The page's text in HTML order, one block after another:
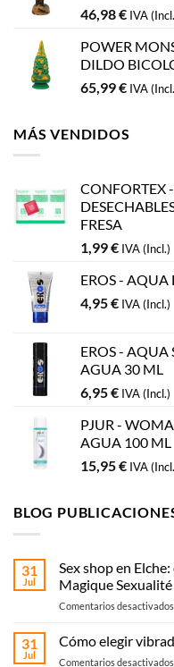
46,98€ IVA
POWER
DILDO
65,99€ IVA
MÁS VENDIDOS
CONFORTEX
FRESA
1,99€ IVA (Incl.)
EROS - AQUA
4,95€ IVA (Incl.)
EROS - AQUA
AGUA 30 ML
6,95€ IVA (Incl.)
PJUR -
AGUA 100 ML
15,95€ IVA
BLOG
31
Jul
Sex shop en
Magique Sexualité
Comentarios desactivados
31
Jul
Cómo elegir
Comentarios desactivados